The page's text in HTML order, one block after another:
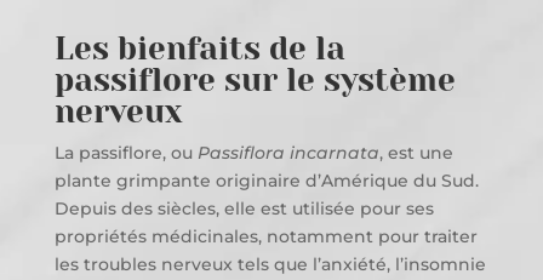
Les bienfaits de la
passiflore sur le système
nerveux
La passiflore, ou Passiflora incarnata, est une
plante grimpante originaire d’Amérique du Sud.
Depuis des siècles, elle est utilisée pour ses
propriétés médicinales, notamment pour traiter
les troubles nerveux tels que l’anxiété, l’insomnie